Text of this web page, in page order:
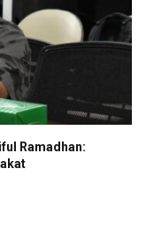
Ramadhan: